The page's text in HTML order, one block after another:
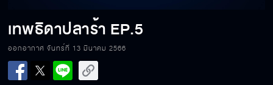
เทพธิดาปลาร้า EP.5
ออกอากาศ จันทร์ที่ 13 มีนาคม 2566